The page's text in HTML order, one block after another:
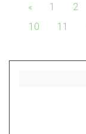
« 1 2
10
11